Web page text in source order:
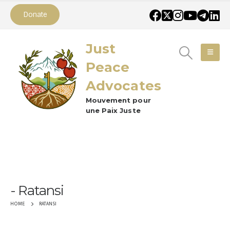
Donate
Just
Peace
Advocates
Mouvement pour
une Paix Juste
Ratansi
HOME RATANSI